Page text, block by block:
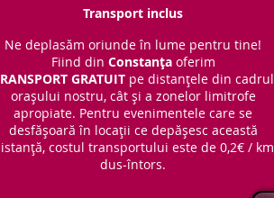
Transport inclus
Ne deplasăm oriunde în lume pentru tine!
Fiind din Constanța oferim
GRATUITpe distanțele din cadrul
orașului nostru, cât și a zonelor limitrofe
apropiate. Pentru evenimentele care se
desfășoară în locații ce depășesc această
costul transportului este de 0,2€ / km
dus-întors.